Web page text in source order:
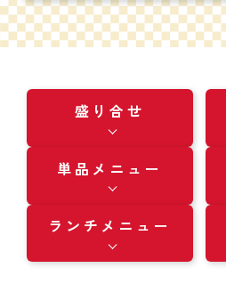
盛り合せ
単品メニュー
ランチメニュー